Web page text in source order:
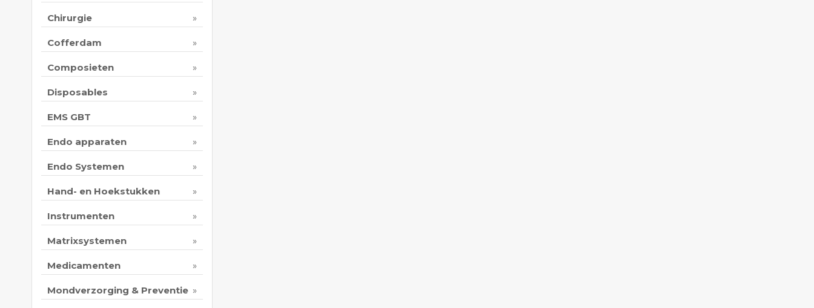
Chirurgie
Cofferdam
Composieten
Disposables
EMS GBT
Endo apparaten
Endo Systemen
Hand- en Hoekstukken
Instrumenten
Matrixsystemen
Medicamenten
Mondverzorging & Preventie